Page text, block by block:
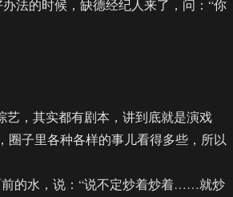
的时候，缺德经纪人来了，问：“你
，其实都有剧本，讲到底就是演戏
子里各种各样的事儿看得多些，所以
的水，说：“说不定炒着炒着……就炒